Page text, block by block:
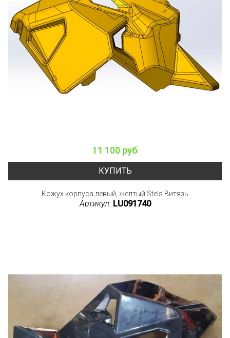
11 100 руб
КУПИТЬ
Кожух корпуса левый, желтый Stels Витязь
Артикул: LU091740